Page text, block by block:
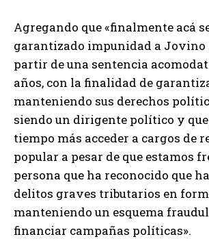
Agregando que «finalmente acá
garantizado impunidad a Jovino
partir de una sentencia
años, con la finalidad de
manteniendo sus derechos
siendo un dirigente político y que
tiempo más acceder a cargos de
popular a pesar de que estamos
persona que ha reconocido que
delitos graves tributarios en
manteniendo un esquema
financiar campañas políticas».